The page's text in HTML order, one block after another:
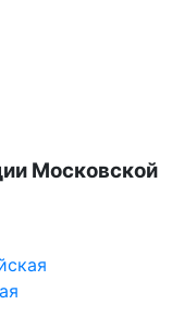
Московской